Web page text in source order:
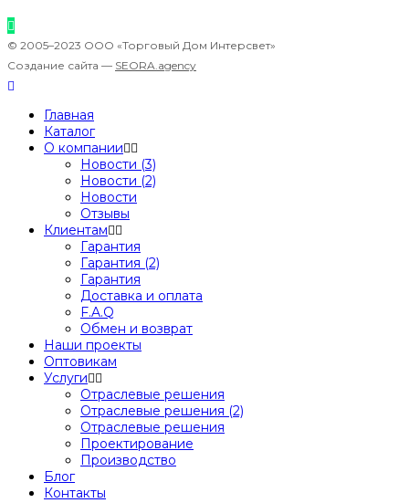
© 2005–2023 ООО «Торговый Дом Интерсвет»
Создание сайта — SEORA.agency
Главная
Каталог
О компании
Новости (3)
Новости (2)
Новости
Отзывы
Клиентам
Гарантия
Гарантия (2)
Гарантия
Доставка и оплата
F.A.Q
Обмен и возврат
Наши проекты
Оптовикам
Услуги
Отраслевые решения
Отраслевые решения (2)
Отраслевые решения
Проектирование
Производство
Блог
Контакты